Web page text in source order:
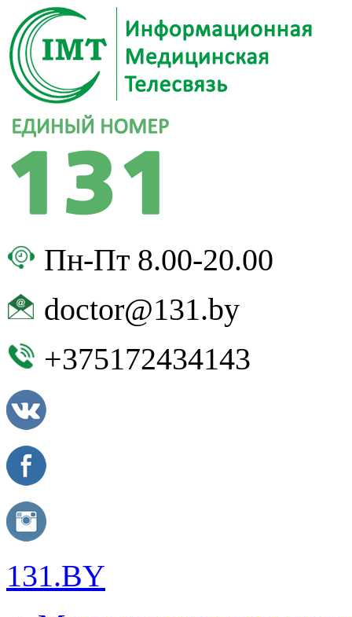
Пн-Пт 8.00-20.00
doctor@131.by
+375172434143
131.BY